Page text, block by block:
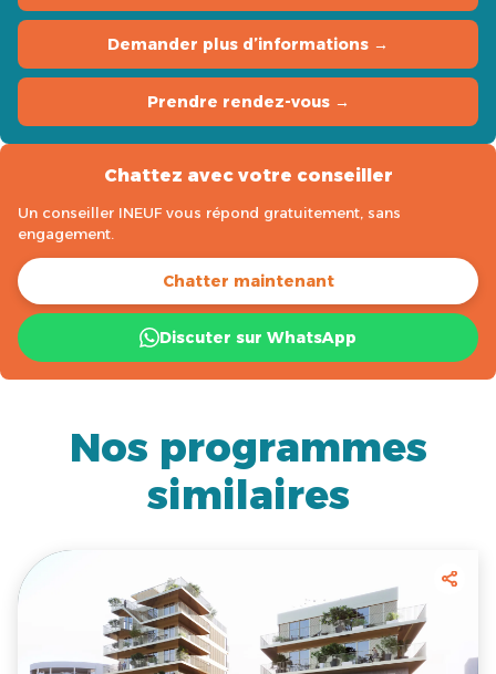
Demander plus d’informations →
Prendre rendez-vous →
Chattez avec votre conseiller
Un conseiller INEUF vous répond gratuitement, sans
engagement.
Chatter maintenant
Discuter sur WhatsApp
Nos programmes
similaires